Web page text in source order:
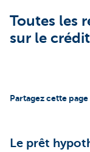
Entrepreneurs
Toutes les
sur le
Partagez cette page
Le prêt